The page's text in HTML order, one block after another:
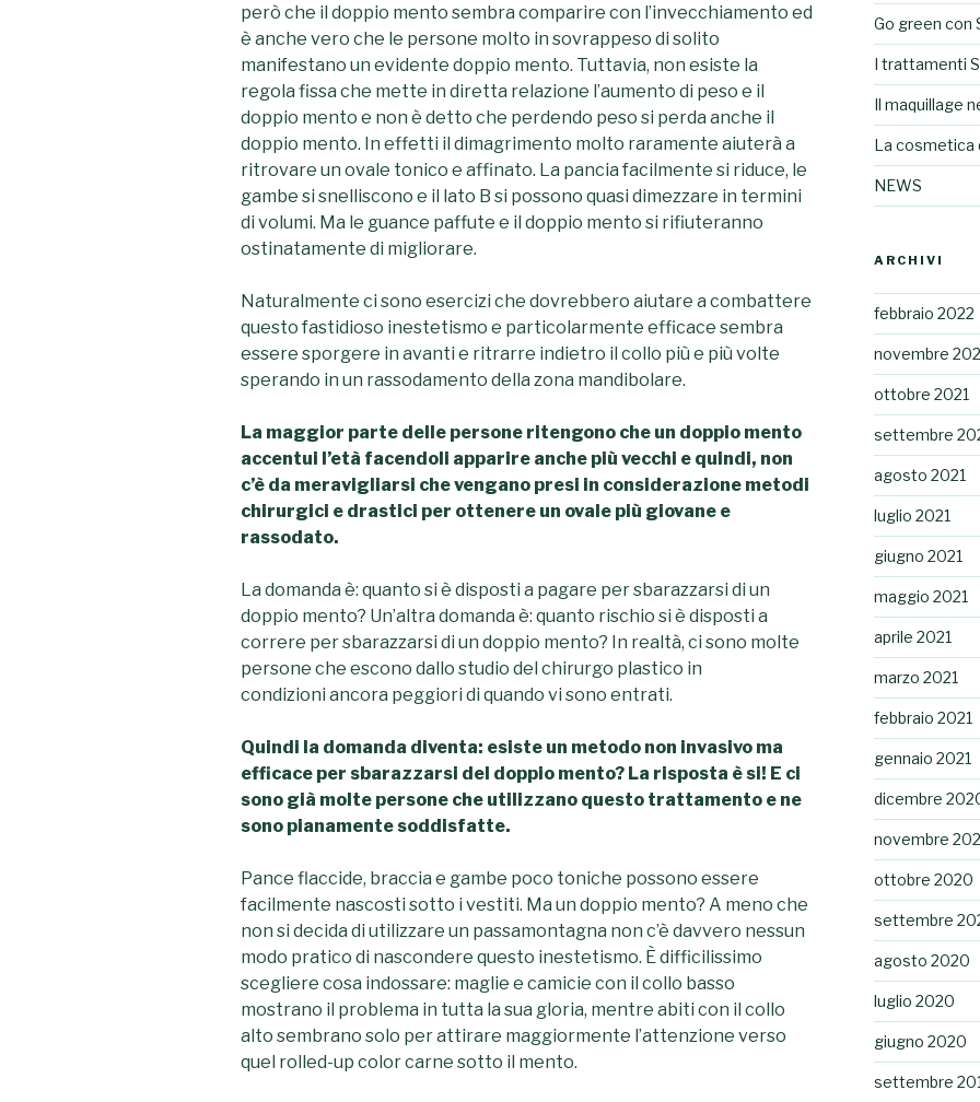
però che il doppio mento sembra comparire con l’invecchiamento ed
è anche vero che le persone molto in sovrappeso di solito
manifestano un evidente doppio mento. Tuttavia, non esiste la
regola fissa che mette in diretta relazione l’aumento di peso e il
doppio mento e non è detto che perdendo peso si perda anche il
doppio mento. In effetti il dimagrimento molto raramente aiuterà a
ritrovare un ovale tonico e affinato. La pancia facilmente si riduce, le
gambe si snelliscono e il lato B si possono quasi dimezzare in termini
di volumi. Ma le guance paffute e il doppio mento si rifiuteranno
ostinatamente di migliorare.
Naturalmente ci sono esercizi che dovrebbero aiutare a combattere
questo fastidioso inestetismo e particolarmente efficace sembra
essere sporgere in avanti e ritrarre indietro il collo più e più volte
sperando in un rassodamento della zona mandibolare.
La maggior parte delle persone ritengono che un doppio mento
accentui l’età facendoli apparire anche più vecchi e quindi, non
c’è da meravigliarsi che vengano presi in considerazione metodi
chirurgici e drastici per ottenere un ovale più giovane e
rassodato.
La domanda è: quanto si è disposti a pagare per sbarazzarsi di un
doppio mento? Un’altra domanda è: quanto rischio si è disposti a
correre per sbarazzarsi di un doppio mento? In realtà, ci sono molte
persone che escono dallo studio del chirurgo plastico in
condizioni ancora peggiori di quando vi sono entrati.
Quindi la domanda diventa: esiste un metodo non invasivo ma
efficace per sbarazzarsi del doppio mento? La risposta è si! E ci
sono già molte persone che utilizzano questo trattamento e ne
sono pianamente soddisfatte.
Pance flaccide, braccia e gambe poco toniche possono essere
facilmente nascosti sotto i vestiti. Ma un doppio mento? A meno che
non si decida di utilizzare un passamontagna non c’è davvero nessun
modo pratico di nascondere questo inestetismo. È difficilissimo
scegliere cosa indossare: maglie e camicie con il collo basso
mostrano il problema in tutta la sua gloria, mentre abiti con il collo
alto sembrano solo per attirare maggiormente l’attenzione verso
quel rolled-up color carne sotto il mento.
Go green con
I trattamenti
Il maquillage
La cosmetica
NEWS
ARCHIVI
febbraio 2022
novembre
ottobre 2021
settembre
agosto 2021
luglio 2021
giugno 2021
maggio 2021
aprile 2021
marzo 2021
febbraio 2021
gennaio 2021
dicembre
novembre
ottobre 2020
settembre
agosto 2020
luglio 2020
giugno 2020
settembre